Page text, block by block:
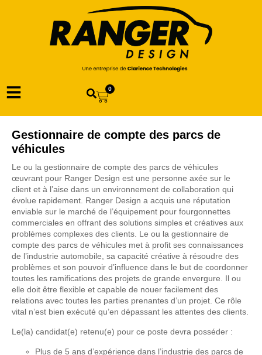
0
Gestionnaire de compte des parcs de
véhicules
Le ou la gestionnaire de compte des parcs de véhicules
œuvrant pour Ranger Design est une personne axée sur le
client et à l’aise dans un environnement de collaboration qui
évolue rapidement. Ranger Design a acquis une réputation
enviable sur le marché de l’équipement pour fourgonnettes
commerciales en offrant des solutions simples et créatives aux
problèmes complexes des clients. Le ou la gestionnaire de
compte des parcs de véhicules met à profit ses connaissances
de l’industrie automobile, sa capacité créative à résoudre des
problèmes et son pouvoir d’influence dans le but de coordonner
toutes les ramifications des projets de grande envergure. Il ou
elle doit être flexible et capable de nouer facilement des
relations avec toutes les parties prenantes d’un projet. Ce rôle
vital n’est bien exécuté qu’en dépassant les attentes des clients.
Le(la) candidat(e) retenu(e) pour ce poste devra posséder :
Plus de 5 ans d’expérience dans l’industrie des parcs de